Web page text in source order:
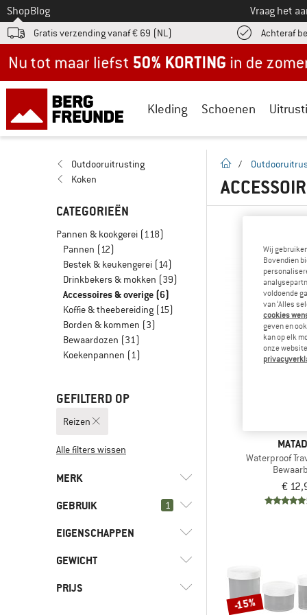
Naar
ShopBlog Vraag het
Gratis verzending vanaf € 69 (NL) Achteraf
Kleding Schoenen
Outdooruitrusting
Koken
CATEGORIEËN
Pannen & kookgerei (118)
Pannen (12)
Bestek & keukengerei (14)
Drinkbekers & mokken (39)
Accessoires & overige (6)
Koffie & theebereiding (15)
Borden & kommen (3)
Bewaardozen (31)
Koekenpannen (1)
GEFILTERD OP
Reizen
Alle filters wissen
MERK
humangear
GEBRUIK 1
Reizen(6)
Dagelijks leven
EIGENSCHAPPEN
BPA-vrij
GEWICHT
PRIJS
Startpagina
/
Waterproof
€
-15%
Wij
Bovendien
voldoende
van ‘Alles
cookies
geven en
kan op elk
onze